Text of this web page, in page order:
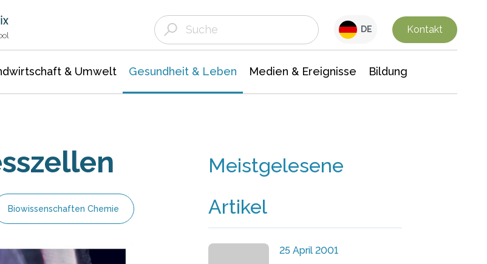
DE Kontakt
& Umwelt Gesundheit & Leben Medien & Ereignisse Bildung
Biowissenschaften Chemie
Meistgelesene
Artikel
25 April 2001